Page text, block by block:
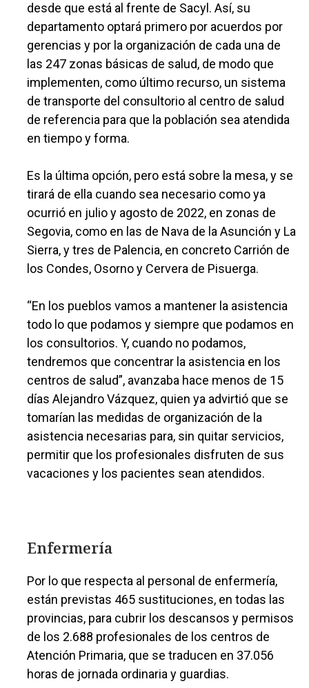
desde que está al frente de Sacyl. Así, su
departamento optará primero por acuerdos por
gerencias y por la organización de cada una de
las 247 zonas básicas de salud, de modo que
implementen, como último recurso, un sistema
de transporte del consultorio al centro de salud
de referencia para que la población sea atendida
en tiempo y forma.
Es la última opción, pero está sobre la mesa, y se
tirará de ella cuando sea necesario como ya
ocurrió en julio y agosto de 2022, en zonas de
Segovia, como en las de Nava de la Asunción y La
Sierra, y tres de Palencia, en concreto Carrión de
los Condes, Osorno y Cervera de Pisuerga.
“En los pueblos vamos a mantener la asistencia
todo lo que podamos y siempre que podamos en
los consultorios. Y, cuando no podamos,
tendremos que concentrar la asistencia en los
centros de salud”, avanzaba hace menos de 15
días Alejandro Vázquez, quien ya advirtió que se
tomarían las medidas de organización de la
asistencia necesarias para, sin quitar servicios,
permitir que los profesionales disfruten de sus
vacaciones y los pacientes sean atendidos.
Enfermería
Por lo que respecta al personal de enfermería,
están previstas 465 sustituciones, en todas las
provincias, para cubrir los descansos y permisos
de los 2.688 profesionales de los centros de
Atención Primaria, que se traducen en 37.056
horas de jornada ordinaria y guardias.